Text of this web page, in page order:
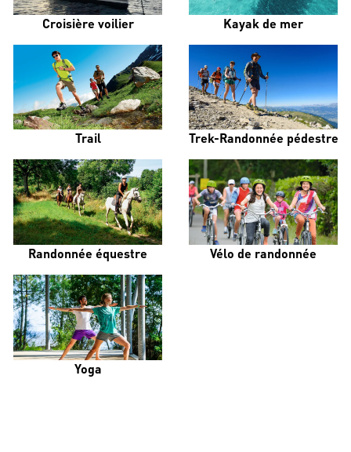
Croisière voilier Kayak de mer
Trail Trek-Randonnée pédestre
Randonnée équestre Vélo de randonnée
Yoga